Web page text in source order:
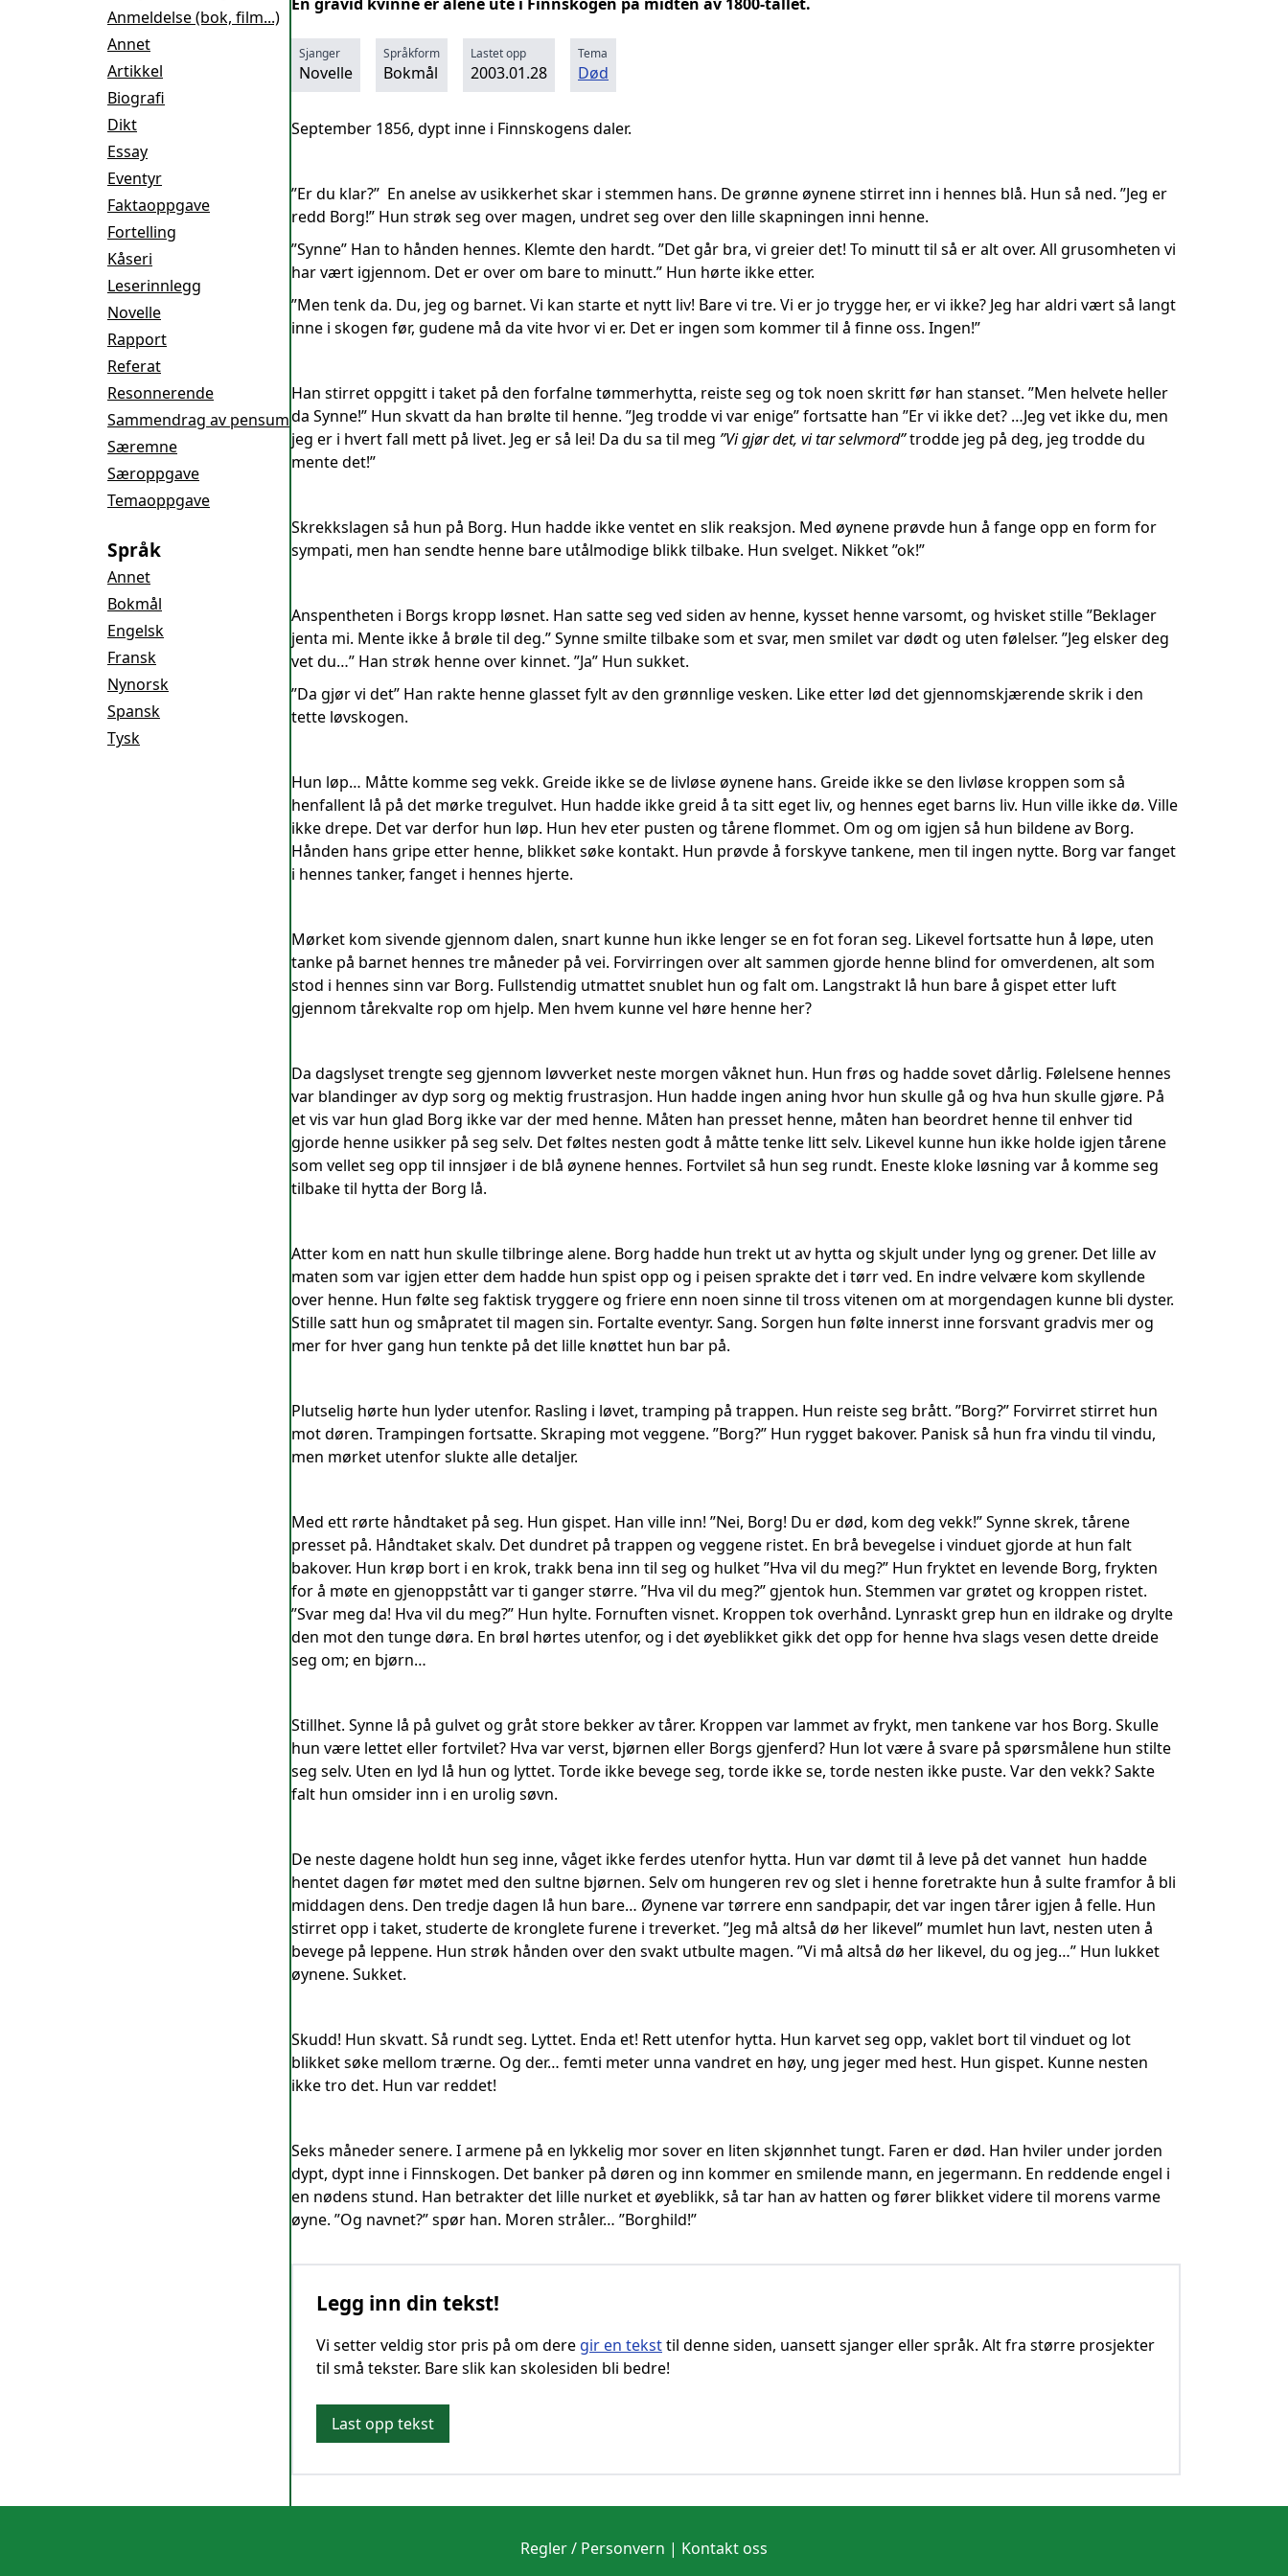
Anmeldelse (bok, film...)
Annet
Artikkel
Biografi
Dikt
Essay
Eventyr
Faktaoppgave
Fortelling
Kåseri
Leserinnlegg
Novelle
Rapport
Referat
Resonnerende
Sammendrag av pensum
Særemne
Særoppgave
Temaoppgave
Språk
Annet
Bokmål
Engelsk
Fransk
Nynorsk
Spansk
Tysk
Sjanger
Novelle
Språkform
Bokmål
Lastet opp
2003.01.28
Tema
Død
September 1856, dypt inne i Finnskogens daler.
”Er du klar?” En anelse av usikkerhet skar i stemmen hans. De grønne øynene stirret inn i hennes blå. Hun så ned. ”Jeg er
redd Borg!” Hun strøk seg over magen, undret seg over den lille skapningen inni henne.
”Synne” Han to hånden hennes. Klemte den hardt. ”Det går bra, vi greier det! To minutt til så er alt over. All grusomheten vi
har vært igjennom. Det er over om bare to minutt.” Hun hørte ikke etter.
”Men tenk da. Du, jeg og barnet. Vi kan starte et nytt liv! Bare vi tre. Vi er jo trygge her, er vi ikke? Jeg har aldri vært så langt
inne i skogen før, gudene må da vite hvor vi er. Det er ingen som kommer til å finne oss. Ingen!”
Han stirret oppgitt i taket på den forfalne tømmerhytta, reiste seg og tok noen skritt før han stanset. ”Men helvete heller
da Synne!” Hun skvatt da han brølte til henne. ”Jeg trodde vi var enige” fortsatte han ”Er vi ikke det? …Jeg vet ikke du, men
jeg er i hvert fall mett på livet. Jeg er så lei! Da du sa til meg ”Vi gjør det, vi tar selvmord”trodde jeg på deg, jeg trodde du
mente det!”
Skrekkslagen så hun på Borg. Hun hadde ikke ventet en slik reaksjon. Med øynene prøvde hun å fange opp en form for
sympati, men han sendte henne bare utålmodige blikk tilbake. Hun svelget. Nikket ”ok!”
Anspentheten i Borgs kropp løsnet. Han satte seg ved siden av henne, kysset henne varsomt, og hvisket stille ”Beklager
jenta mi. Mente ikke å brøle til deg.” Synne smilte tilbake som et svar, men smilet var dødt og uten følelser. ”Jeg elsker deg
vet du…” Han strøk henne over kinnet. ”Ja” Hun sukket.
”Da gjør vi det” Han rakte henne glasset fylt av den grønnlige vesken. Like etter lød det gjennomskjærende skrik i den
tette løvskogen.
Hun løp… Måtte komme seg vekk. Greide ikke se de livløse øynene hans. Greide ikke se den livløse kroppen som så
henfallent lå på det mørke tregulvet. Hun hadde ikke greid å ta sitt eget liv, og hennes eget barns liv. Hun ville ikke dø. Ville
ikke drepe. Det var derfor hun løp. Hun hev eter pusten og tårene flommet. Om og om igjen så hun bildene av Borg.
Hånden hans gripe etter henne, blikket søke kontakt. Hun prøvde å forskyve tankene, men til ingen nytte. Borg var fanget
i hennes tanker, fanget i hennes hjerte.
Mørket kom sivende gjennom dalen, snart kunne hun ikke lenger se en fot foran seg. Likevel fortsatte hun å løpe, uten
tanke på barnet hennes tre måneder på vei. Forvirringen over alt sammen gjorde henne blind for omverdenen, alt som
stod i hennes sinn var Borg. Fullstendig utmattet snublet hun og falt om. Langstrakt lå hun bare å gispet etter luft
gjennom tårekvalte rop om hjelp. Men hvem kunne vel høre henne her?
Da dagslyset trengte seg gjennom løvverket neste morgen våknet hun. Hun frøs og hadde sovet dårlig. Følelsene hennes
var blandinger av dyp sorg og mektig frustrasjon. Hun hadde ingen aning hvor hun skulle gå og hva hun skulle gjøre. På
et vis var hun glad Borg ikke var der med henne. Måten han presset henne, måten han beordret henne til enhver tid
gjorde henne usikker på seg selv. Det føltes nesten godt å måtte tenke litt selv. Likevel kunne hun ikke holde igjen tårene
som vellet seg opp til innsjøer i de blå øynene hennes. Fortvilet så hun seg rundt. Eneste kloke løsning var å komme seg
tilbake til hytta der Borg lå.
Atter kom en natt hun skulle tilbringe alene. Borg hadde hun trekt ut av hytta og skjult under lyng og grener. Det lille av
maten som var igjen etter dem hadde hun spist opp og i peisen sprakte det i tørr ved. En indre velvære kom skyllende
over henne. Hun følte seg faktisk tryggere og friere enn noen sinne til tross vitenen om at morgendagen kunne bli dyster.
Stille satt hun og småpratet til magen sin. Fortalte eventyr. Sang. Sorgen hun følte innerst inne forsvant gradvis mer og
mer for hver gang hun tenkte på det lille knøttet hun bar på.
Plutselig hørte hun lyder utenfor. Rasling i løvet, tramping på trappen. Hun reiste seg brått. ”Borg?” Forvirret stirret hun
mot døren. Trampingen fortsatte. Skraping mot veggene. ”Borg?” Hun rygget bakover. Panisk så hun fra vindu til vindu,
men mørket utenfor slukte alle detaljer.
Med ett rørte håndtaket på seg. Hun gispet. Han ville inn! ”Nei, Borg! Du er død, kom deg vekk!” Synne skrek, tårene
presset på. Håndtaket skalv. Det dundret på trappen og veggene ristet. En brå bevegelse i vinduet gjorde at hun falt
bakover. Hun krøp bort i en krok, trakk bena inn til seg og hulket ”Hva vil du meg?” Hun fryktet en levende Borg, frykten
for å møte en gjenoppstått var ti ganger større. ”Hva vil du meg?” gjentok hun. Stemmen var grøtet og kroppen ristet.
”Svar meg da! Hva vil du meg?” Hun hylte. Fornuften visnet. Kroppen tok overhånd. Lynraskt grep hun en ildrake og drylte
den mot den tunge døra. En brøl hørtes utenfor, og i det øyeblikket gikk det opp for henne hva slags vesen dette dreide
seg om; en bjørn…
Stillhet. Synne lå på gulvet og gråt store bekker av tårer. Kroppen var lammet av frykt, men tankene var hos Borg. Skulle
hun være lettet eller fortvilet? Hva var verst, bjørnen eller Borgs gjenferd? Hun lot være å svare på spørsmålene hun stilte
seg selv. Uten en lyd lå hun og lyttet. Torde ikke bevege seg, torde ikke se, torde nesten ikke puste. Var den vekk? Sakte
falt hun omsider inn i en urolig søvn.
De neste dagene holdt hun seg inne, våget ikke ferdes utenfor hytta. Hun var dømt til å leve på det vannet hun hadde
hentet dagen før møtet med den sultne bjørnen. Selv om hungeren rev og slet i henne foretrakte hun å sulte framfor å bli
middagen dens. Den tredje dagen lå hun bare… Øynene var tørrere enn sandpapir, det var ingen tårer igjen å felle. Hun
stirret opp i taket, studerte de kronglete furene i treverket. ”Jeg må altså dø her likevel” mumlet hun lavt, nesten uten å
bevege på leppene. Hun strøk hånden over den svakt utbulte magen. ”Vi må altså dø her likevel, du og jeg…” Hun lukket
øynene. Sukket.
Skudd! Hun skvatt. Så rundt seg. Lyttet. Enda et! Rett utenfor hytta. Hun karvet seg opp, vaklet bort til vinduet og lot
blikket søke mellom trærne. Og der… femti meter unna vandret en høy, ung jeger med hest. Hun gispet. Kunne nesten
ikke tro det. Hun var reddet!
Seks måneder senere. I armene på en lykkelig mor sover en liten skjønnhet tungt. Faren er død. Han hviler under jorden
dypt, dypt inne i Finnskogen. Det banker på døren og inn kommer en smilende mann, en jegermann. En reddende engel i
en nødens stund. Han betrakter det lille nurket et øyeblikk, så tar han av hatten og fører blikket videre til morens varme
øyne. ”Og navnet?” spør han. Moren stråler… ”Borghild!”
Legg inn din tekst!
Vi setter veldig stor pris på om dere gir en teksttil denne siden, uansett sjanger eller språk. Alt fra større prosjekter
til små tekster. Bare slik kan skolesiden bli bedre!
Last opp tekst
Regler / Personvern | Kontakt oss